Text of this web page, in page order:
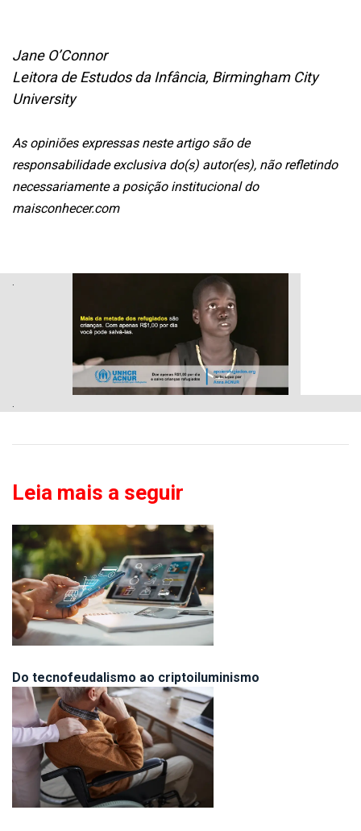
Jane O’Connor
Leitora de Estudos da Infância, Birmingham City
University
As opiniões expressas neste artigo são de
responsabilidade exclusiva do(s) autor(es), não refletindo
necessariamente a posição institucional do
maisconhecer.com
.
Leia mais a seguir
Do tecnofeudalismo ao criptoiluminismo